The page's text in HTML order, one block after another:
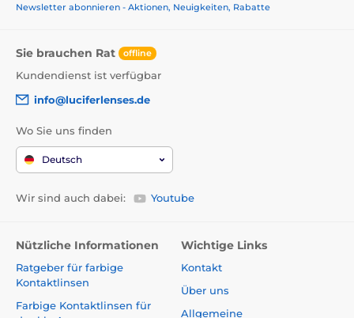
Newsletter abonnieren - Aktionen, Neuigkeiten, Rabatte
Sie brauchen Rat offline
Kundendienst ist verfügbar
info@luciferlenses.de
Wo Sie uns finden
Deutsch
Wir sind auch dabei: Youtube
Nützliche Informationen
Ratgeber für farbige
Kontaktlinsen
Farbige Kontaktlinsen für
Wichtige Links
Kontakt
Über uns
Allgemeine